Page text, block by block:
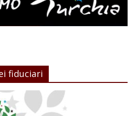
fiduciari